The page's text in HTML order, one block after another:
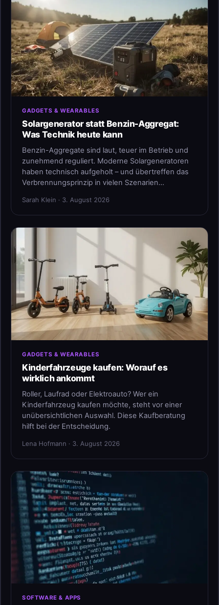
GADGETS & WEARABLES
Solargenerator statt Benzin-Aggregat:
Was Technik heute kann
Benzin-Aggregate sind laut, teuer im Betrieb und
zunehmend reguliert. Moderne Solargeneratoren
haben technisch aufgeholt – und übertreffen das
Verbrennungsprinzip in vielen Szenarien…
Sarah Klein · 3. August 2026
GADGETS & WEARABLES
Kinderfahrzeuge kaufen: Worauf es
wirklich ankommt
Roller, Laufrad oder Elektroauto? Wer ein
Kinderfahrzeug kaufen möchte, steht vor einer
unübersichtlichen Auswahl. Diese Kaufberatung
hilft bei der Entscheidung.
Lena Hofmann · 3. August 2026
SOFTWARE & APPS